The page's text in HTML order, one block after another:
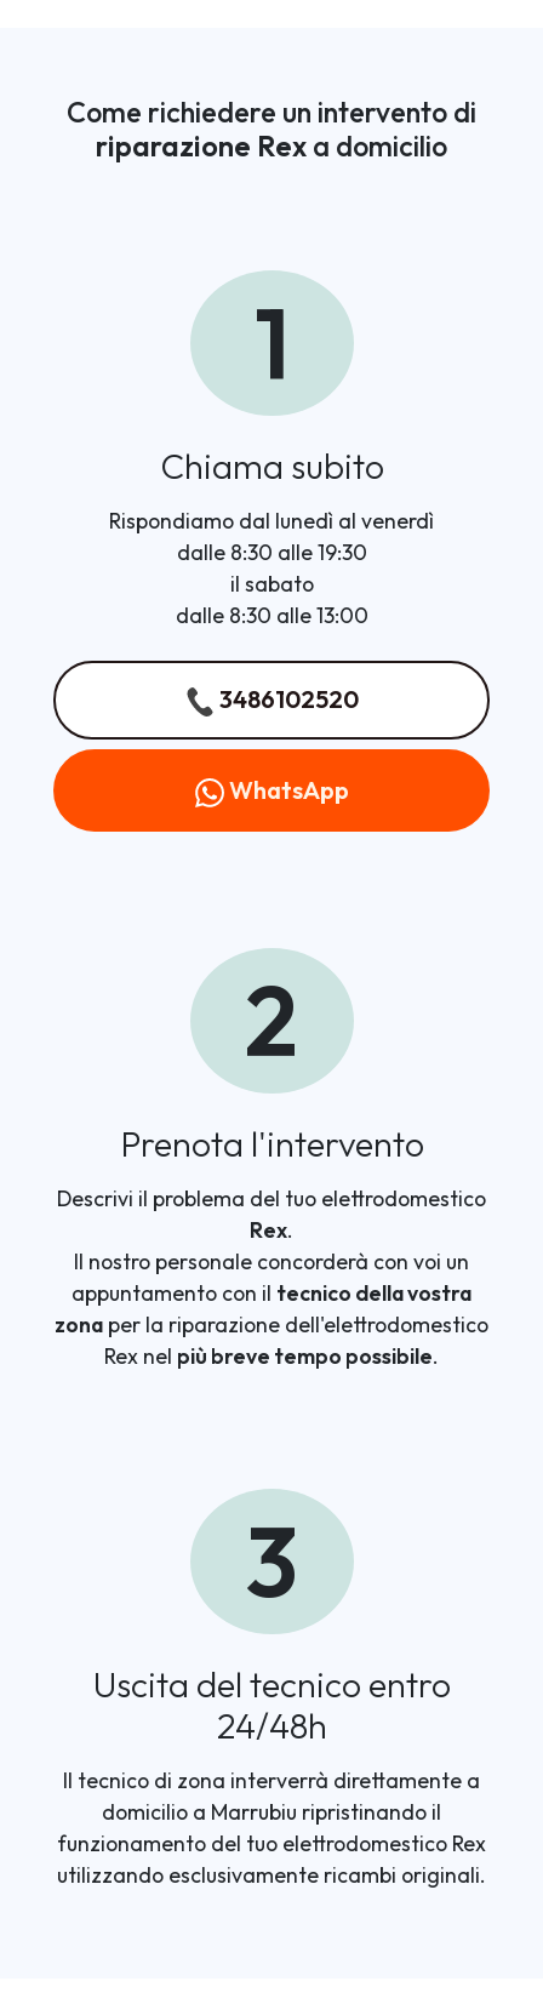
Come richiedere un intervento di
riparazione Rex a domicilio
1
Chiama subito
Rispondiamo dal lunedì al venerdì
dalle 8:30 alle 19:30
il sabato
dalle 8:30 alle 13:00
3486102520
WhatsApp
2
Prenota l'intervento
Descrivi il problema del tuo elettrodomestico
Rex.
Il nostro personale concorderà con voi un
appuntamento con il tecnico della vostra
zona per la riparazione dell'elettrodomestico
Rex nel più breve tempo possibile.
3
Uscita del tecnico entro
24/48h
Il tecnico di zona interverrà direttamente a
domicilio a Marrubiu ripristinando il
funzionamento del tuo elettrodomestico Rex
utilizzando esclusivamente ricambi originali.